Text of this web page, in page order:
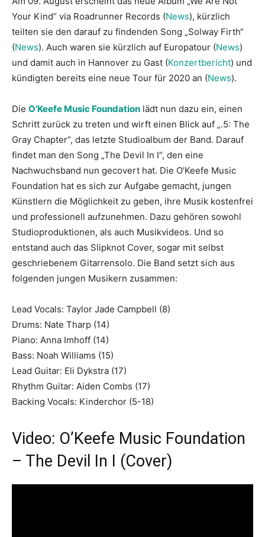
Your Kind“ via Roadrunner Records (News), kürzlich
teilten sie den darauf zu findenden Song „Solway Firth“
(News). Auch waren sie kürzlich auf Europatour (News)
und damit auch in Hannover zu Gast (Konzertbericht) und
kündigten bereits eine neue Tour für 2020 an (News).
Die O’Keefe Music Foundation lädt nun dazu ein, einen
Schritt zurück zu treten und wirft einen Blick auf „.5: The
Gray Chapter“, das letzte Studioalbum der Band. Darauf
findet man den Song „The Devil In I“, den eine
Nachwuchsband nun gecovert hat. Die O’Keefe Music
Foundation hat es sich zur Aufgabe gemacht, jungen
Künstlern die Möglichkeit zu geben, ihre Musik kostenfrei
und professionell aufzunehmen. Dazu gehören sowohl
Studioproduktionen, als auch Musikvideos. Und so
entstand auch das Slipknot Cover, sogar mit selbst
geschriebenem Gitarrensolo. Die Band setzt sich aus
folgenden jungen Musikern zusammen:
Lead Vocals: Taylor Jade Campbell (8)
Drums: Nate Tharp (14)
Piano: Anna Imhoff (14)
Bass: Noah Williams (15)
Lead Guitar: Eli Dykstra (17)
Rhythm Guitar: Aiden Combs (17)
Backing Vocals: Kinderchor (5-18)
Video: O’Keefe Music Foundation
– The Devil In I (Cover)